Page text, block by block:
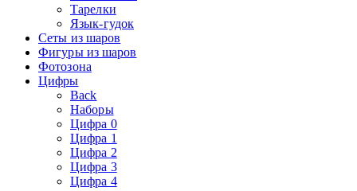
Тарелки
Язык-гудок
Сеты из шаров
Фигуры из шаров
Фотозона
Цифры
Back
Наборы
Цифра 0
Цифра 1
Цифра 2
Цифра 3
Цифра 4